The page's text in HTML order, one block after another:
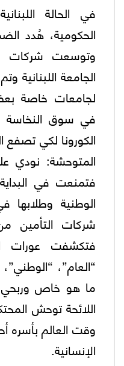
في الحالة
الحكومية، هُدد
وتوسعت شركات
الجامعة اللبنانية
لجامعات خاصة
في سوق النخاسة
الكورونا لكي تصفع
المتوحشة: نودي
فتمنعت في
الوطنية
شركات التأمين
فتكشفت عورات
“العام”،
ما هو خاص
اللائحة توحش
وقت العالم بأسره
الإنسانية.